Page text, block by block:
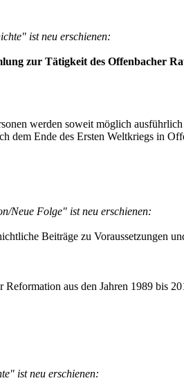
ist neu erschienen:
zur Tätigkeit des Offenbacher
werden soweit möglich
Ende des Ersten Weltkriegs in
Neue Folge" ist neu erschienen:
Beiträge zu Voraussetzungen
aus den Jahren 1989 bis
ist neu erschienen: